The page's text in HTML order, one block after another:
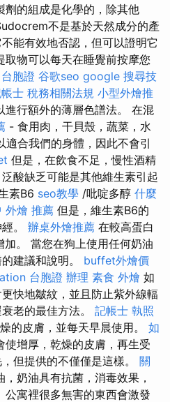
的組成是化學的，除其他
不是基於天然成分的產
能有效地否認，但可以證明它
物可以每天在睡覺前按摩您
胞證 谷歌seo google 搜尋技
士 稅務相關法規 小型外燴推
進行額外的薄層色譜法。 在混
- 食用肉，干貝殼，蔬菜，水
適合我們的身體，因此不會引
但是，在飲食不足，慢性酒精
酸缺乏可能是其他維生素引起
素B6 seo教學 /吡啶多醇 什麼
外燴 推薦 但是，維生素B6的
。 辦桌外燴推薦 在較高蛋白
。 當您在狗上使用任何奶油
建議和說明。 buffet外燴價
台胞證 辦理 素食 外燴 如
快地皺紋，並且防止紫外線輻
老的最佳方法。 記帳士 執照
的皮膚，並每天早晨使用。 如
使增厚，乾燥的皮膚，再生受
但提供的不僅僅是這樣。 關
，奶油具有抗菌，消毒效果，
寓裡很多無害的東西會激發